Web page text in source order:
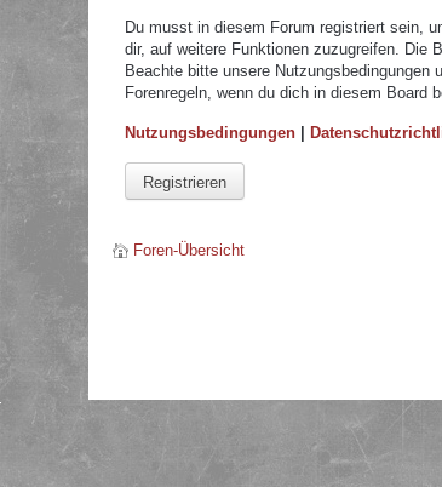
Du musst in diesem Forum registriert sein,
dir, auf weitere Funktionen zuzugreifen. Die
Beachte bitte unsere Nutzungsbedingungen
Forenregeln, wenn du dich in diesem Board
Nutzungsbedingungen |
Registrieren
Foren-Übersicht